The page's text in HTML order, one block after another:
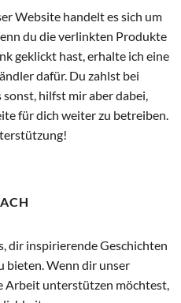
Website handelt es sich um
du die verlinkten Produkte
geklickt hast, erhalte ich eine
dafür. Du zahlst bei
hilfst mir aber dabei,
für dich weiter zu betreiben.
dir inspirierende Geschichten
bieten. Wenn dir unser
Arbeit unterstützen möchtest,